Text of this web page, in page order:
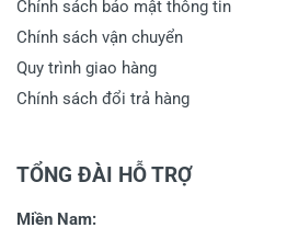
Chính sách bảo mật thông tin
Chính sách vận chuyển
Quy trình giao hàng
Chính sách đổi trả hàng
TỔNG ĐÀI HỖ TRỢ
Miền Nam: